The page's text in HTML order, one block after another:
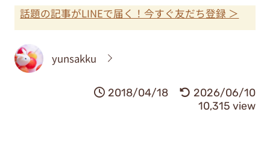
話題の記事がLINEで届く！今すぐ友だち登録 ＞
yunsakku
2018/04/18
2026/06/10
10,315 view